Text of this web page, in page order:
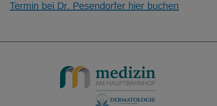
Termin bei Dr. Pesendorfer hier buchen